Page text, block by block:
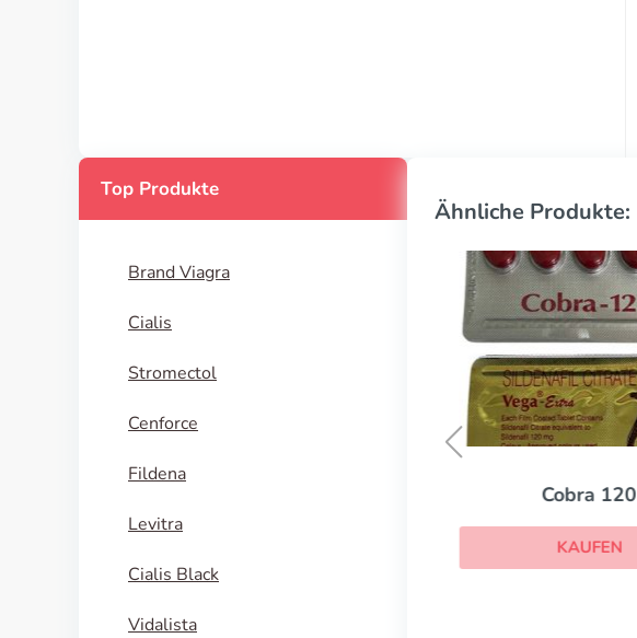
Top Produkte
Brand Viagra
Cialis
Stromectol
Cenforce
Fildena
Levitra
Cialis Black
Vidalista
Ähnliche Produkte:
Cobra 120
KAUFEN